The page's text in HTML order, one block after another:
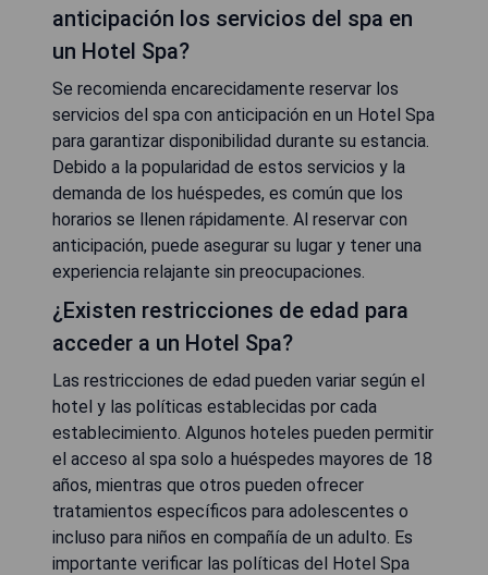
anticipación los servicios del spa en
un Hotel Spa?
Se recomienda encarecidamente reservar los
servicios del spa con anticipación en un Hotel Spa
para garantizar disponibilidad durante su estancia.
Debido a la popularidad de estos servicios y la
demanda de los huéspedes, es común que los
horarios se llenen rápidamente. Al reservar con
anticipación, puede asegurar su lugar y tener una
experiencia relajante sin preocupaciones.
¿Existen restricciones de edad para
acceder a un Hotel Spa?
Las restricciones de edad pueden variar según el
hotel y las políticas establecidas por cada
establecimiento. Algunos hoteles pueden permitir
el acceso al spa solo a huéspedes mayores de 18
años, mientras que otros pueden ofrecer
tratamientos específicos para adolescentes o
incluso para niños en compañía de un adulto. Es
importante verificar las políticas del Hotel Spa